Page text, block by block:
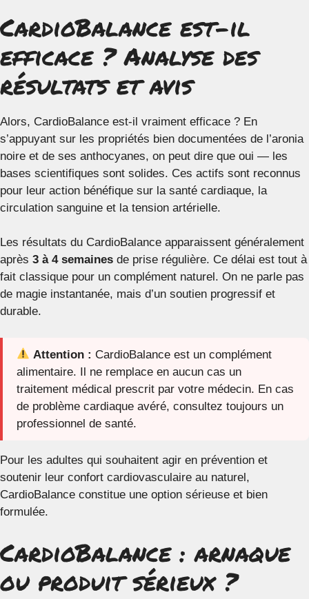
CardioBalance est-il
efficace ? Analyse des
résultats et avis
Alors, CardioBalance est-il vraiment efficace ? En
s’appuyant sur les propriétés bien documentées de l’aronia
noire et de ses anthocyanes, on peut dire que oui — les
bases scientifiques sont solides. Ces actifs sont reconnus
pour leur action bénéfique sur la santé cardiaque, la
circulation sanguine et la tension artérielle.
Les résultats du CardioBalance apparaissent généralement
après 3 à 4 semaines de prise régulière. Ce délai est tout à
fait classique pour un complément naturel. On ne parle pas
de magie instantanée, mais d’un soutien progressif et
durable.
Attention : CardioBalance est un complément
alimentaire. Il ne remplace en aucun cas un
traitement médical prescrit par votre médecin. En cas
de problème cardiaque avéré, consultez toujours un
professionnel de santé.
Pour les adultes qui souhaitent agir en prévention et
soutenir leur confort cardiovasculaire au naturel,
CardioBalance constitue une option sérieuse et bien
formulée.
CardioBalance : arnaque
ou produit sérieux ?